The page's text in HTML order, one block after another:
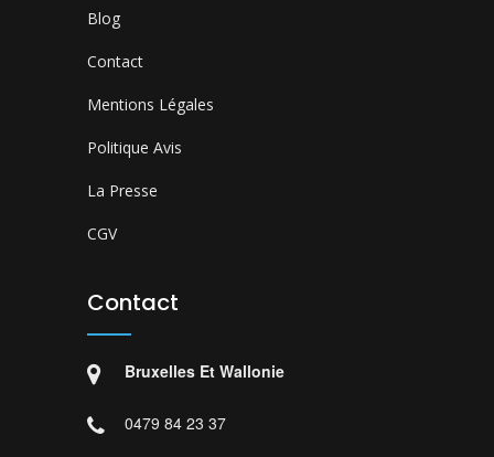
Blog
Contact
Mentions Légales
Politique Avis
La Presse
CGV
Contact
Bruxelles Et Wallonie
0479 84 23 37